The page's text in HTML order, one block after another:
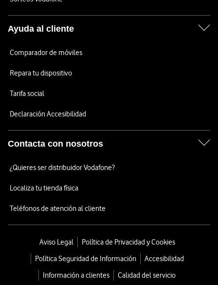
Ayuda al cliente
Comparador de móviles
Repara tu dispositivo
Tarifa social
Declaración Accesibilidad
Contacta con nosotros
¿Quieres ser distribuidor Vodafone?
Localiza tu tienda física
Teléfonos de atención al cliente
Aviso Legal
Política de Privacidad y Cookies
Política Seguridad de Información
Accesibilidad
Información a clientes
Calidad del servicio